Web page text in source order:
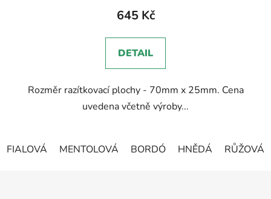
produktu
5,0
z
hvězdiček.
645 Kč
DETAIL
Rozměr razítkovací plochy - 70mm x 25mm. Cena
uvedena včetně výroby...
FIALOVÁ MENTOLOVÁ BORDÓ HNĚDÁ RŮŽOVÁ